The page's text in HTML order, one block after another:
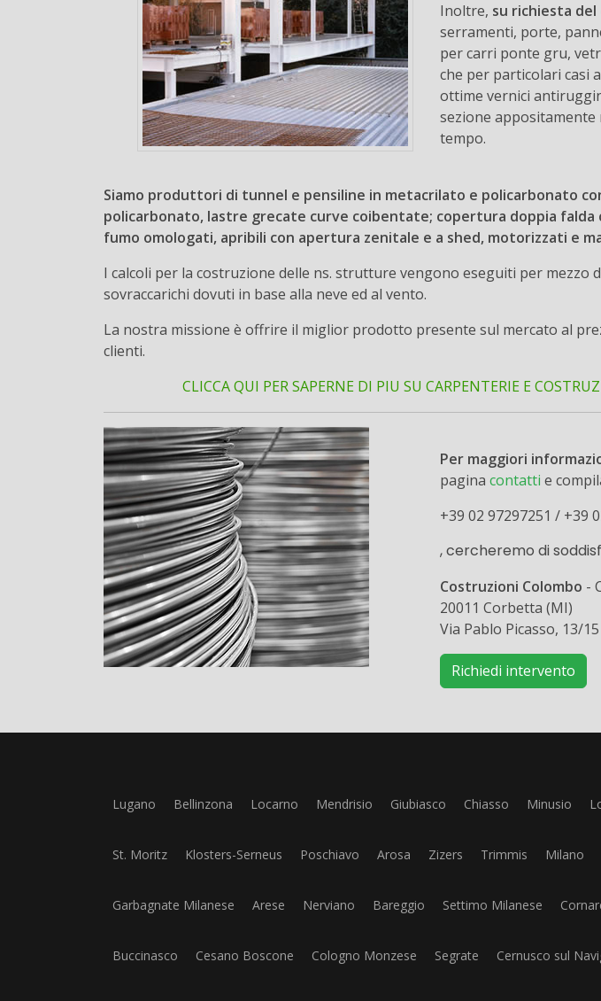
Inoltre, su richiesta
serramenti, porte,
per carri ponte gru,
che per particolari casi
ottime vernici
sezione
tempo.
Siamo produttori di tunnel e pensiline in metacrilato e policarbonato
policarbonato, lastre grecate curve coibentate; copertura doppia
fumo omologati, apribili con apertura zenitale e a shed, motorizzati e
I calcoli per la costruzione delle ns. strutture vengono eseguiti per mezzo
sovraccarichi dovuti in base alla neve ed al vento.
La nostra missione è offrire il miglior prodotto presente sul mercato al
clienti.
CLICCA QUI PER SAPERNE DI PIU SU CARPENTERIE E
Per maggiori
pagina contatti e
+39 02 97297251 / +39
, cercheremo di
Costruzioni Colombo -
20011 Corbetta (MI)
Via Pablo Picasso, 13/15
Richiedi intervento
Lugano Bellinzona Locarno Mendrisio Giubiasco Chiasso Minusio
St. Moritz Klosters-Serneus Poschiavo Arosa Zizers Trimmis Milano
Garbagnate Milanese Arese Nerviano Bareggio Settimo Milanese
Buccinasco Cesano Boscone Cologno Monzese Segrate Cernusco sul